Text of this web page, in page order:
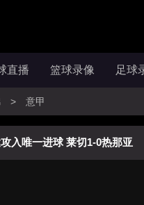
直播 篮球录像 足球
> 意甲
入唯一进球 莱切1-0热那亚